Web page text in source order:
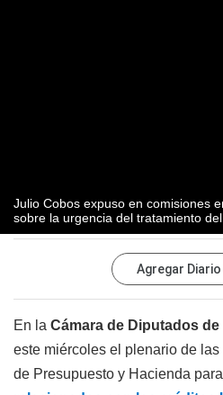
Julio Cobos expuso en comisiones
sobre la urgencia del tratamiento
Agregar Diario
En la Cámara de Diputados de
este miércoles el plenario de
de Presupuesto y Hacienda para